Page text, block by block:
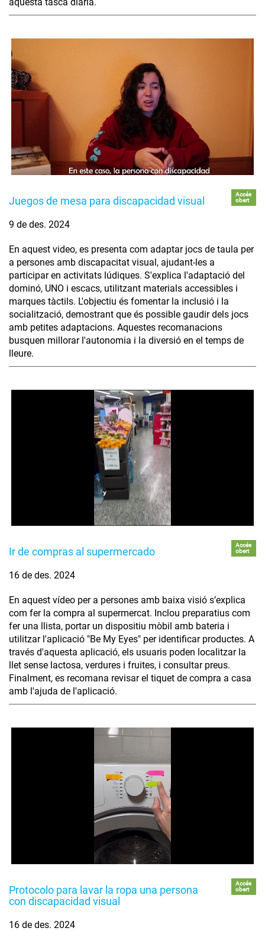
Juegos de mesa para discapacidad visual
Accés
obert
9 de des. 2024
En aquest video, es presenta com adaptar jocs de taula per
a persones amb discapacitat visual, ajudant-les a
participar en activitats lúdiques. S'explica l'adaptació del
dominó, UNO i escacs, utilitzant materials accessibles i
marques tàctils. L'objectiu és fomentar la inclusió i la
socialització, demostrant que és possible gaudir dels jocs
amb petites adaptacions. Aquestes recomanacions
busquen millorar l'autonomia i la diversió en el temps de
lleure.
Ir de compras al supermercado
Accés
obert
16 de des. 2024
En aquest vídeo per a persones amb baixa visió s’explica
com fer la compra al supermercat. Inclou preparatius com
fer una llista, portar un dispositiu mòbil amb bateria i
utilitzar l'aplicació "Be My Eyes" per identificar productes. A
través d'aquesta aplicació, els usuaris poden localitzar la
llet sense lactosa, verdures i fruites, i consultar preus.
Finalment, es recomana revisar el tiquet de compra a casa
amb l'ajuda de l'aplicació.
Protocolo para lavar la ropa una persona
con discapacidad visual
Accés
obert
16 de des. 2024